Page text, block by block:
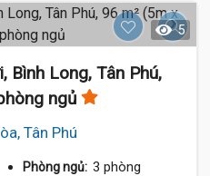
5
Bình Long, Tân Phú,
ngủ
Tân Phú
Phòng ngủ: 3 phòng